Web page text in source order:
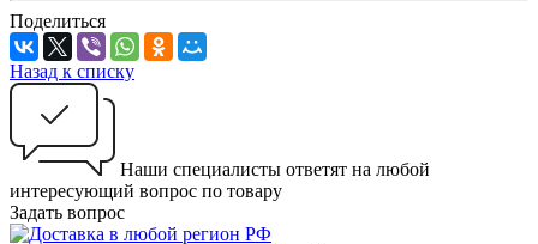
Поделиться
Назад к списку
Наши специалисты ответят на любой
интересующий вопрос по товару
Задать вопрос